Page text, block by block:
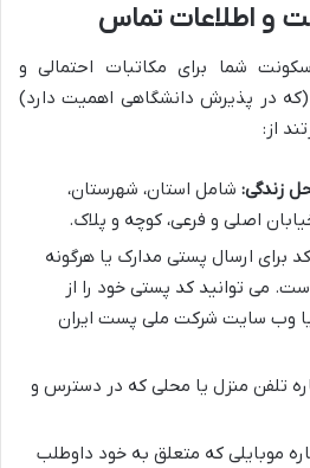
و اطلاعات تماس
شما برای مکاتبات احتمالی و
در پذیرش دانشگاهی اهمیت دارد)
از:
زندگی: شامل استان، شهرستان،
اصلی و فرعی، کوچه و پلاک.
برای ارسال پستی مدارک یا هرگونه
می توانید کد پستی خود را از
وب سایت شرکت ملی پست ایران
تلفن منزل یا محلی که در دسترس و
موبایلی که متعلق به خود داوطلب